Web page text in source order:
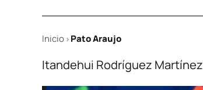
Inicio > Pato Araujo
Itandehui Rodríguez Martínez